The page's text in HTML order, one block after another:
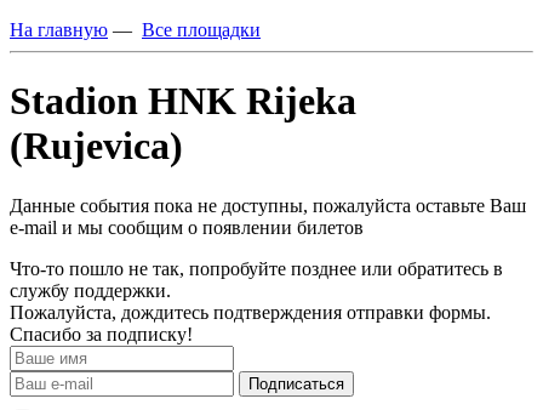
На главную — Все площадки
Stadion HNK Rijeka
(Rujevica)
Данные события пока не доступны, пожалуйста оставьте Ваш
e-mail и мы сообщим о появлении билетов
Что-то пошло не так, попробуйте позднее или обратитесь в
службу поддержки.
Пожалуйста, дождитесь подтверждения отправки формы.
Спасибо за подписку!
Подписаться